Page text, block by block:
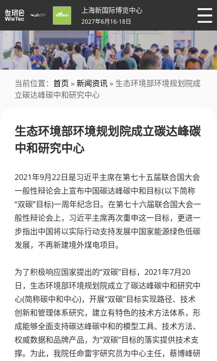
上海新国际博览中心
2027年6月16-18日
当前位置： 首页 »新闻资讯 » 生态环境部环境规划院成
立碳达峰碳中和研究中心
生态环境部环境规划院成立碳达峰碳
中和研究中心
2021年9月22日是习近平主席在第七十五届联合国大会
一般性辩论会上宣布中国碳达峰碳中和目标(以下简称
“双碳”目标)一周年纪念日。在第七十六届联合国大会一
般性辩论会上，习近平主席再次重申这一目标，更进一
步指出中国将以实际行动支持发展中国家能源绿色低碳
发展，不再新建境外煤电项目。
为了积极响应国家提出的“双碳”目标，2021年7月20
日，生态环境部环境规划院成立了碳达峰碳中和研究中
心(简称碳中和中心)，开展“双碳”目标实现路径、技术
创新和管理体系研究，建立有特色的技术方法体系，形
成能够全面支持碳达峰碳中和的模型工具、技术方法、
权威数据和品牌产品，为“双碳”目标的落实提供技术支
撑。为此，我院任命雷宇研究员为中心主任，蔡博峰研